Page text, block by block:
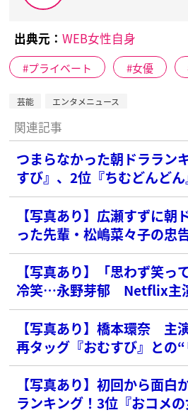
出典元： WEB女性自身
プライベート 女優
芸能 エンタメニュース
関連記事
つまらなかった朝ドララン
すび』、2位『ちむどんど
品は？【2010年以降】
【写真あり】広瀬すずに
った先輩・松嶋菜々子の忠
【写真あり】「思わず笑っ
冷笑…永野芽郁 Netflix主
っぱり”の声
【写真あり】橋本環奈 主
再タッグ『おむすび』との
率苦戦で“意図”にツッコミ
【写真あり】初回から面白
ランキング！3位『おコメ